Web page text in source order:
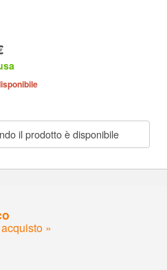
il prodotto è disponibile
»